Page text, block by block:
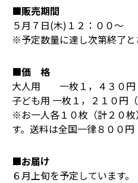
■販売期間
５月７日(木)１２：００～
※予定数量に達し次第終了と
■価 格
大人用 一枚１，４３０円
子ども用 一枚１，２１０円（
※お一人各１０枚（計２０
す。送料は全国一律８００円
■お届け
６月上旬を予定しています。